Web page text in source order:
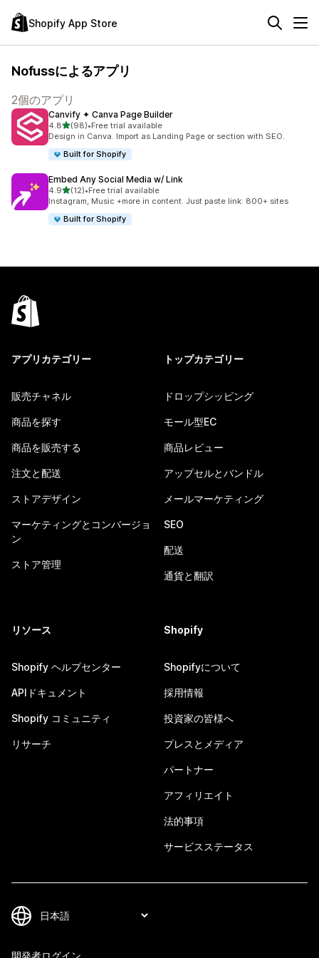
Shopify App Store
Nofussによるアプリ
2個のアプリ
Canvify ✦ Canva Page Builder
4.85つ星中
(98)
合計レビュー数：98件
•Free trial available
Design in Canva. Import as Landing Page or section with SEO.
Built for Shopify
Embed Any Social Media w/ Link
4.95つ星中
(12)
合計レビュー数：12件
•Free trial available
Instagram, Music +more in content. Just paste link: 800+ sites
Built for Shopify
アプリカテゴリー
販売チャネル
商品を探す
商品を販売する
注文と配送
ストアデザイン
マーケティングとコンバージョ
ン
ストア管理
トップカテゴリー
ドロップシッピング
モール型EC
商品レビュー
アップセルとバンドル
メールマーケティング
SEO
配送
通貨と翻訳
リソース
Shopify ヘルプセンター
APIドキュメント
Shopify コミュニティ
リサーチ
Shopify
Shopifyについて
採用情報
投資家の皆様へ
プレスとメディア
パートナー
アフィリエイト
法的事項
サービスステータス
開発者ログイン